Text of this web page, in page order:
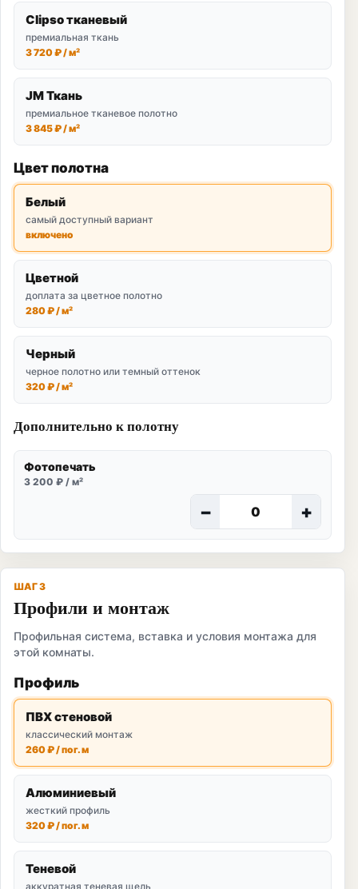
Clipso тканевый
премиальная ткань
3 720 ₽ / м²
JM Ткань
премиальное тканевое полотно
3 845 ₽ / м²
Цвет полотна
Белый
самый доступный вариант
включено
Цветной
доплата за цветное полотно
280 ₽ / м²
Черный
черное полотно или темный оттенок
320 ₽ / м²
Дополнительно к полотну
Фотопечать
3 200 ₽ / м²
− +
ШАГ 3
Профили и монтаж
Профильная система, вставка и условия монтажа для
этой комнаты.
Профиль
ПВХ стеновой
классический монтаж
260 ₽ / пог. м
Алюминиевый
жесткий профиль
320 ₽ / пог. м
Теневой
аккуратная теневая щель